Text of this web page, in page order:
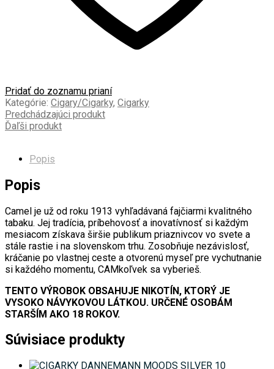
Pridať do zoznamu prianí
Kategórie: Cigary/Cigarky, Cigarky
Predchádzajúci produkt
Ďaľši produkt
Popis
Popis
Camel je už od roku 1913 vyhľadávaná fajčiarmi kvalitného
tabaku. Jej tradícia, príbehovosť a inovatívnosť si každým
mesiacom získava širšie publikum priaznivcov vo svete a
stále rastie i na slovenskom trhu. Zosobňuje nezávislosť,
kráčanie po vlastnej ceste a otvorenú myseľ pre vychutnanie
si každého momentu, CAMkoľvek sa vyberieš.
TENTO VÝROBOK OBSAHUJE NIKOTÍN, KTORÝ JE
VYSOKO NÁVYKOVOU LÁTKOU. URČENÉ OSOBÁM
STARŠÍM AKO 18 ROKOV.
Súvisiace produkty